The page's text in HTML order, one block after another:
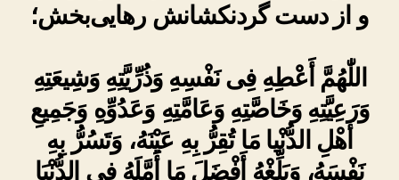
و از دست گردنکشانش رهایی‌بخش؛
اللّٰهُمَّ أَعْطِهِ فِى نَفْسِهِ وَذُرِّيَّتِهِ وَشِيعَتِهِ
وَرَعِيَّتِهِ وَخَاصَّتِهِ وَعَامَّتِهِ وَعَدُوِّهِ وَجَمِيعِ
أَهْلِ الدُّنْيا مَا تُقِرُّ بِهِ عَيْنَهُ، وَتَسُرُّ بِهِ
نَفْسَهُ، وَبَلِّغْهُ أَفْضَلَ مَا أَمَّلَهُ فِى الدُّنْيَا